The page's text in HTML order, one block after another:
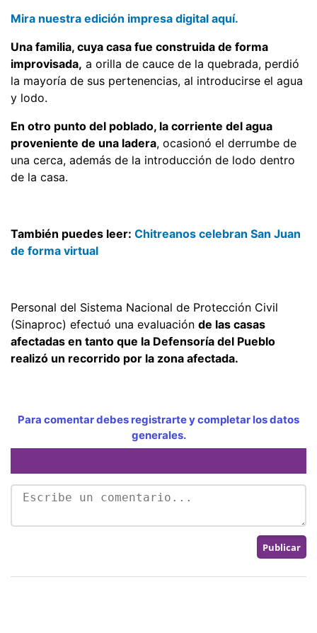
Mira nuestra edición impresa digital aquí.
Una familia, cuya casa fue construida de forma
improvisada, a orilla de cauce de la quebrada, perdió
la mayoría de sus pertenencias, al introducirse el agua
y lodo.
En otro punto del poblado, la corriente del agua
proveniente de una ladera, ocasionó el derrumbe de
una cerca, además de la introducción de lodo dentro
de la casa.
También puedes leer: Chitreanos celebran San Juan
de forma virtual
Personal del Sistema Nacional de Protección Civil
(Sinaproc) efectuó una evaluación de las casas
afectadas en tanto que la Defensoría del Pueblo
realizó un recorrido por la zona afectada.
Para comentar debes registrarte y completar los datos
generales.